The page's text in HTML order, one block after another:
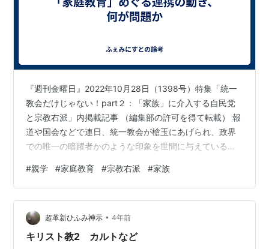
『週刊金曜日』2022年10月28日（1398号）特集「統一
教会だけじゃない！part２：「家族」に介入する自民党
と宗教右派」内掲載記事 （編集部の許可を得て転載） 報
道や国会などで連日、統一教会が槍玉にあげられ、政界
での唯一の暗躍者かのような印象を世間に与えている。
のときも、保守団体「日本会議」のみが焦点化された。
問題は、統一教会だけでも、日本会議だけでもない。
「家庭教育」をめぐる動きも同様で、統一教会が突如始
めたものではない。本格化したのは２００６年12月、第
一次安倍晋三政権のもとで教育基本法が全面的に「改
#親学 #家庭教育 #宗教右派 #家族
超革新ひふみ神示 • 4年前
キリスト教2 カルトなど